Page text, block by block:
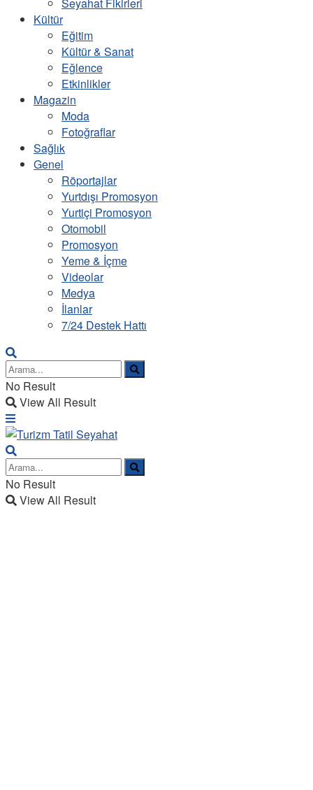
Kültür
Eğitim
Kültür & Sanat
Eğlence
Etkinlikler
Magazin
Moda
Fotoğraflar
Sağlık
Genel
Röportajlar
Yurtdışı Promosyon
Yurtiçi Promosyon
Otomobil
Promosyon
Yeme & İçme
Videolar
Medya
İlanlar
7/24 Destek Hattı
No Result
View All Result
No Result
View All Result